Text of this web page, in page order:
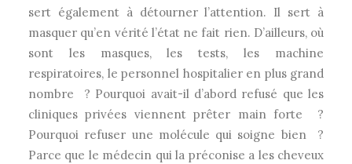
sert également à détourner l’attention. Il sert à
masquer qu’en vérité l’état ne fait rien. D’ailleurs, où
sont les masques, les tests, les machine
respiratoires, le personnel hospitalier en plus grand
nombre ? Pourquoi avait-il d’abord refusé que les
cliniques privées viennent prêter main forte ?
Pourquoi refuser une molécule qui soigne bien ?
Parce que le médecin qui la préconise a les cheveux